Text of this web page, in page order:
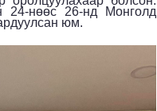
24-нөөс 26-нд Монголд
юм.